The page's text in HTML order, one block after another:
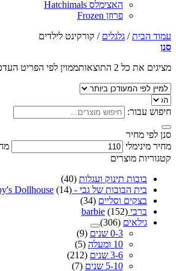
האצימלס Hatchimals
פרוזן Frozen
עמוד הבית / גלגלים / קורקינט לילדים
סנן
מציגים את כל ⁦2⁩ התוצאות
ממוין לפי הפריט
חיפוש עבור:
סנן לפי מחיר
מחיר מינימלי
קטגוריות מוצרים
בובות תינוק ועגלות (40)
בית הבובות של גבי - Gabby's Dollhouse (14)
בצקים וסליים (34)
ברבי barbie (152)
גילאים (306)
0-3 שנים
(9)
10 ומעלה
(5)
3-6 שנים
(212)
5-10 שנים
(7)